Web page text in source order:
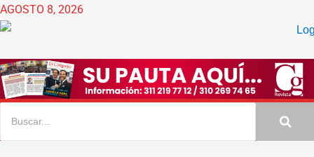
Ir
al
AGOSTO 8, 2026